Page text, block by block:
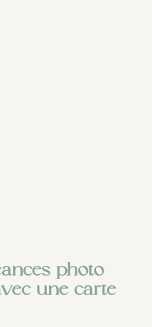
photo
une carte